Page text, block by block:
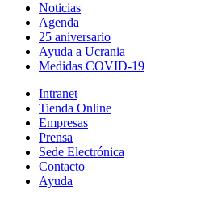
Noticias
Agenda
25 aniversario
Ayuda a Ucrania
Medidas COVID-19
Intranet
Tienda Online
Empresas
Prensa
Sede Electrónica
Contacto
Ayuda